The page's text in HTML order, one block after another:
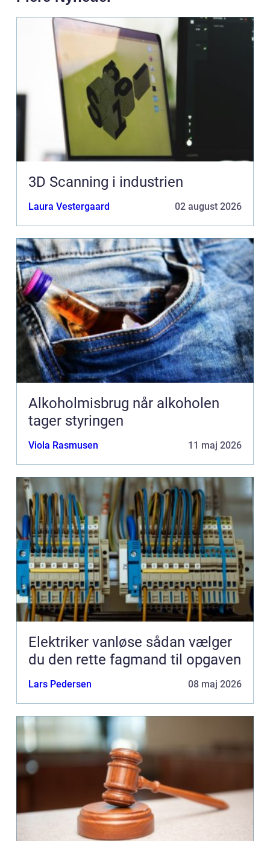
3D Scanning i industrien
Laura Vestergaard 02 august 2026
Alkoholmisbrug når alkoholen
tager styringen
Viola Rasmusen 11 maj 2026
Elektriker vanløse sådan vælger
du den rette fagmand til opgaven
Lars Pedersen 08 maj 2026